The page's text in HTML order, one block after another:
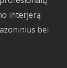
interjerą
bei